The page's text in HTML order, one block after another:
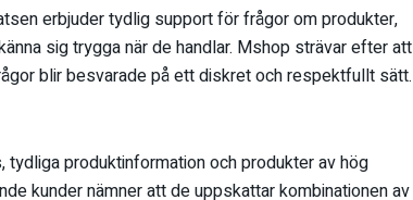
erbjuder tydlig support för frågor om produkter,
sig trygga när de handlar. Mshop strävar efter att
blir besvarade på ett diskret och respektfullt sätt.
produktinformation och produkter av hög
kunder nämner att de uppskattar kombinationen av